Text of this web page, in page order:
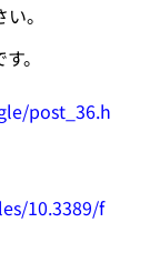
。
。
post_36.h
10.3389/f